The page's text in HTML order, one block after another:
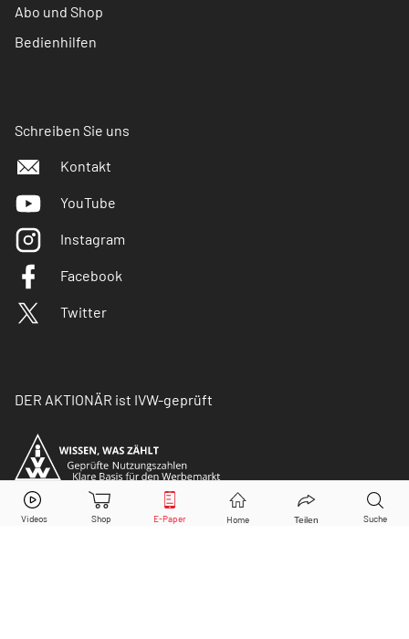
Abo und Shop
Bedienhilfen
Schreiben Sie uns
Kontakt
YouTube
Instagram
Facebook
Twitter
DER AKTIONÄR ist IVW-geprüft